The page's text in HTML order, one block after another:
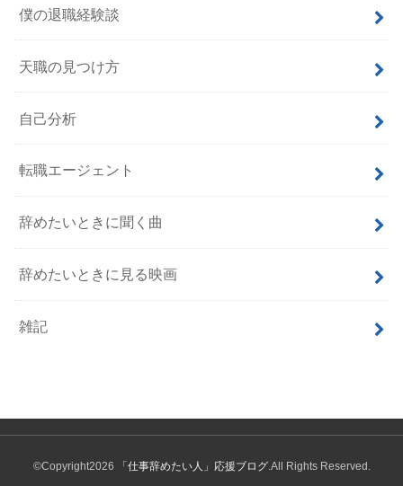
僕の退職経験談
天職の見つけ方
自己分析
転職エージェント
辞めたいときに聞く曲
辞めたいときに見る映画
雑記
©Copyright2026 「仕事辞めたい人」応援ブログ .All Rights Reserved.